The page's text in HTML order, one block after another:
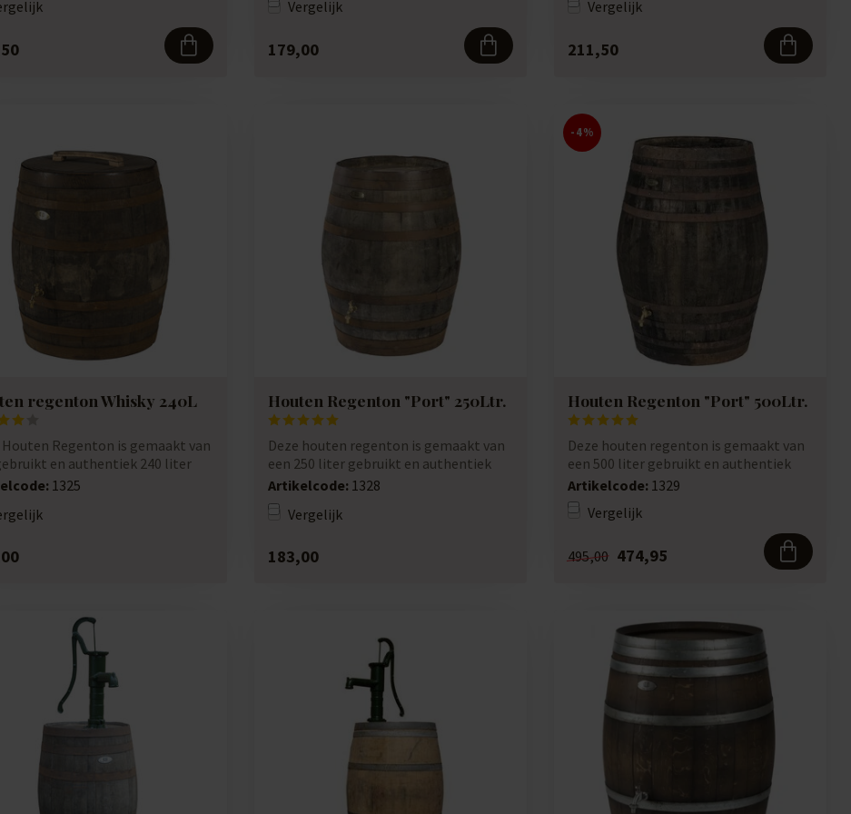
Vergelijk
179,00
Vergelijk
211,50
regenton Whisky 240L
Houten Regenton is gemaakt van
en authentiek 240 liter
1325
Houten Regenton "Port" 250Ltr.
Deze houten regenton is gemaakt van
een 250 liter gebruikt en authentiek
eiken p...
Artikelcode: 1328
Vergelijk
183,00
-4%
Houten Regenton "Port" 500Ltr.
Deze houten regenton is gemaakt van
een 500 liter gebruikt en authentiek
eiken p...
Artikelcode: 1329
Vergelijk
495,00 474,95